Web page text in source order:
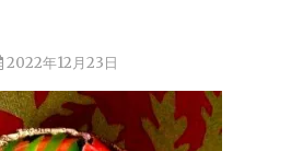
2022年12月23日